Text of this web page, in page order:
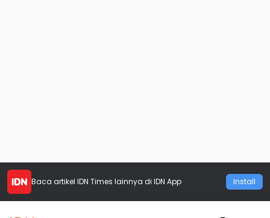
Baca artikel IDN Times lainnya di IDN App Install